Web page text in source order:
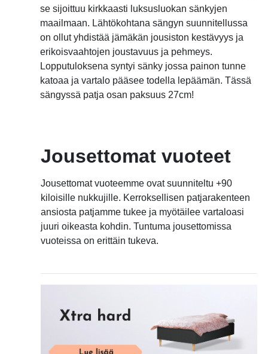
se sijoittuu kirkkaasti luksusluokan sänkyjen
maailmaan. Lähtökohtana sängyn suunnitellussa
on ollut yhdistää jämäkän jousiston kestävyys ja
erikoisvaahtojen joustavuus ja pehmeys.
Lopputuloksena syntyi sänky jossa painon tunne
katoaa ja vartalo pääsee todella lepäämän. Tässä
sängyssä patja osan paksuus 27cm!
Jousettomat vuoteet
Jousettomat vuoteemme ovat suunniteltu +90
kiloisille nukkujille. Kerroksellisen patjarakenteen
ansiosta patjamme tukee ja myötäilee vartaloasi
juuri oikeasta kohdin. Tuntuma jousettomissa
vuoteissa on erittäin tukeva.